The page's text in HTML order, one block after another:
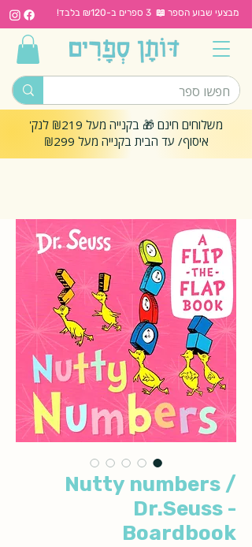
מבצעי שבוע הספר 📖 3 ספרים ב-₪120 בלבד!
משלוחים חינם 🎁 בקנייה מעל ₪219 לנק'
איסוף/ עד הבית בקנייה מעל ₪299
Nutty numbers /
Dr.Seuss -
Boardbook